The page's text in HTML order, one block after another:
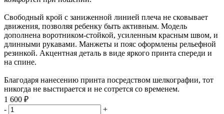
Свободный крой с заниженной линией плеча не сковывает
движения, позволяя ребенку быть активным. Модель
дополнена воротником-стойкой, усиленным красным швом, и
длинными рукавами. Манжеты и пояс оформлены рельефной
резинкой. Акцентная деталь в виде яркого принта спереди и
на спине.
Благодаря нанесению принта посредством шелкографии, тот
никогда не выстирается и не сотрется со временем.
1 600 ₽
-
+